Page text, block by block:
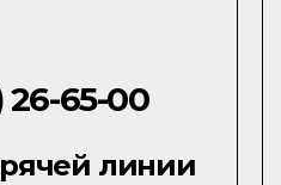
26-65-00
линии